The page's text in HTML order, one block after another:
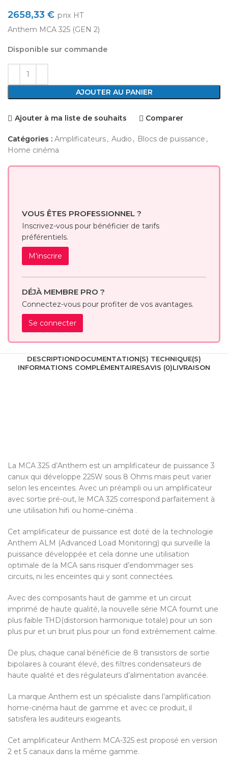
2658,33 € prix HT
Anthem MCA 325 (GEN 2)
Disponible sur commande
AJOUTER AU PANIER
Ajouter à ma liste de souhaits Comparer
Catégories : Amplificateurs, Audio , Blocs de puissance ,
Home cinéma
VOUS ÊTES PROFESSIONNEL ?
Inscrivez-vous pour bénéficier de tarifs
préférentiels.
M'inscrire
DÉJÀ MEMBRE PRO ?
Connectez-vous pour profiter de vos avantages.
Se connecter
DESCRIPTIONDOCUMENTATION(S) TECHNIQUE(S)
INFORMATIONS COMPLÉMENTAIRESAVIS (0)LIVRAISON
La MCA 325 d’Anthem est un amplificateur de puissance 3
canux qui développe 225W sous 8 Ohms mais peut varier
selon les enceintes. Avec un préampli ou un amplificateur
avec sortie pré-out, le MCA 325 correspond parfaitement à
une utilisation hifi ou home-cinéma .
Cet amplificateur de puissance est doté de la technologie
Anthem ALM (Advanced Load Monitoring) qui surveille la
puissance développée et cela donne une utilisation
optimale de la MCA sans risquer d’endommager ses
circuits, ni les enceintes qui y sont connectées.
Avec des composants haut de gamme et un circuit
imprimé de haute qualité, la nouvelle série MCA fournit une
plus faible THD(distorsion harmonique totale) pour un son
plus pur et un bruit plus pour un fond extrêmement calme.
De plus, chaque canal bénéficie de 8 transistors de sortie
bipolaires à courant élevé, des filtres condensateurs de
haute qualité et des régulateurs d’alimentation avancée.
La marque Anthem est un spécialiste dans l’amplification
home-cinéma haut de gamme et avec ce produit, il
satisfera les auditeurs exigeants.
Cet amplificateur Anthem MCA-325 est proposé en version
2 et 5 canaux dans la même gamme.